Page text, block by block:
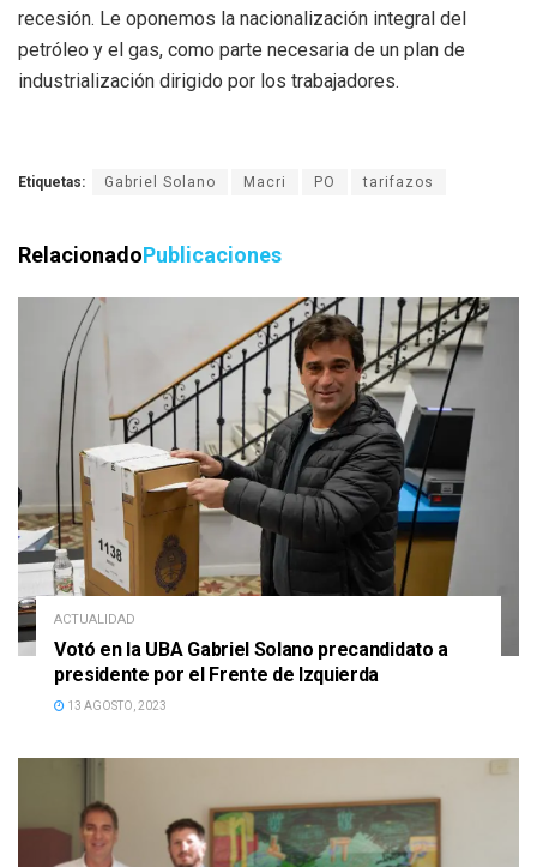
recesión. Le oponemos la nacionalización integral del
petróleo y el gas, como parte necesaria de un plan de
industrialización dirigido por los trabajadores.
Etiquetas: Gabriel Solano Macri PO tarifazos
RelacionadoPublicaciones
ACTUALIDAD
Votó en la UBA Gabriel Solano precandidato a
presidente por el Frente de Izquierda
13 AGOSTO, 2023